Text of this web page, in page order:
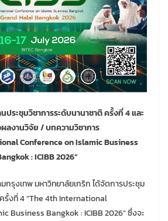
ประชุมวิชาการระดับนานาชาติ ครั้งที่ 4 และ
ลงานวิจัย / บทความวิชาการ
Conference on Islamic Business
: ICIBB 2026”
กรุงเทพ มหาวิทยาลัยเกริก ได้จัดการประชุม
รั้งที่ 4 “The 4th International
Business Bangkok : ICIBB 2026” ซึ่งจะ